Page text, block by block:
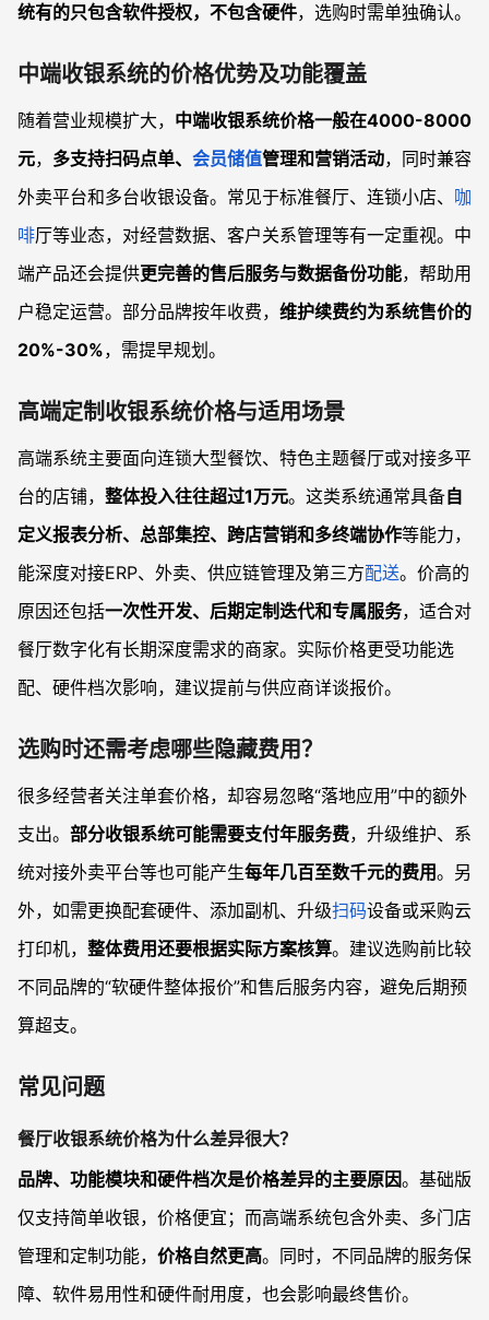
统有的只包含软件授权，不包含硬件，选购时需单独确认。
中端收银系统的价格优势及功能覆盖
随着营业规模扩大， 中端收银系统价格一般在4000-8000
元， 多支持扫码点单、 会员储值管理和营销活动，同时兼容
外卖平台和多台收银设备。常见于标准餐厅、连锁小店、 咖
啡厅等业态，对经营数据、客户关系管理等有一定重视。中
端产品还会提供更完善的售后服务与数据备份功能，帮助用
户稳定运营。部分品牌按年收费， 维护续费约为系统售价的
20%-30%，需提早规划。
高端定制收银系统价格与适用场景
高端系统主要面向连锁大型餐饮、特色主题餐厅或对接多平
台的店铺， 整体投入往往超过1万元。这类系统通常具备自
定义报表分析、总部集控、跨店营销和多终端协作等能力，
能深度对接ERP、外卖、供应链管理及第三方配送。价高的
原因还包括一次性开发、后期定制迭代和专属服务，适合对
餐厅数字化有长期深度需求的商家。实际价格更受功能选
配、硬件档次影响，建议提前与供应商详谈报价。
选购时还需考虑哪些隐藏费用？
很多经营者关注单套价格，却容易忽略“落地应用”中的额外
支出。 部分收银系统可能需要支付年服务费，升级维护、系
统对接外卖平台等也可能产生每年几百至数千元的费用。另
外，如需更换配套硬件、添加副机、升级扫码设备或采购云
打印机， 整体费用还要根据实际方案核算。建议选购前比较
不同品牌的“软硬件整体报价”和售后服务内容，避免后期预
算超支。
常见问题
餐厅收银系统价格为什么差异很大？
品牌、功能模块和硬件档次是价格差异的主要原因。基础版
仅支持简单收银，价格便宜；而高端系统包含外卖、多门店
管理和定制功能， 价格自然更高。同时，不同品牌的服务保
障、软件易用性和硬件耐用度，也会影响最终售价。